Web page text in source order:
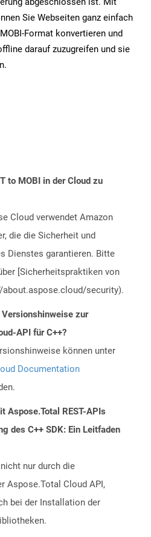
Sie Webseiten ganz einfach
Format konvertieren und
darauf zuzugreifen und sie
to MOBI in der Cloud zu
Cloud verwendet Amazon
die die Sicherheit und
Dienstes garantieren. Bitte
[Sicherheitspraktiken von
security).
zur
API für C++?
können unter
Documentation
Aspose.Total REST-APIs
des C++ SDK: Ein Leitfaden
nur durch die
Aspose.Total Cloud API,
bei der Installation der